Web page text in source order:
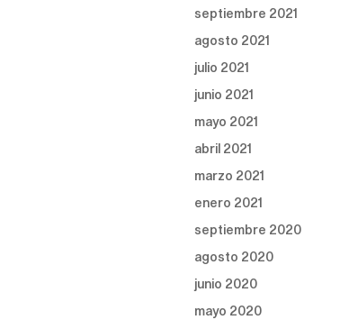
septiembre 2021
agosto 2021
julio 2021
junio 2021
mayo 2021
abril 2021
marzo 2021
enero 2021
septiembre 2020
agosto 2020
junio 2020
mayo 2020